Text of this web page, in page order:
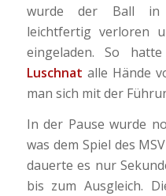
wurde der Ball in
leichtfertig verloren
eingeladen. So
Luschnat alle Hände
man sich mit der
In der Pause wurde
was dem Spiel des
dauerte es nur
bis zum Ausgleich.